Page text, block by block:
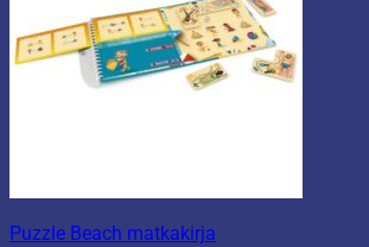
Puzzle Beach matkakirja